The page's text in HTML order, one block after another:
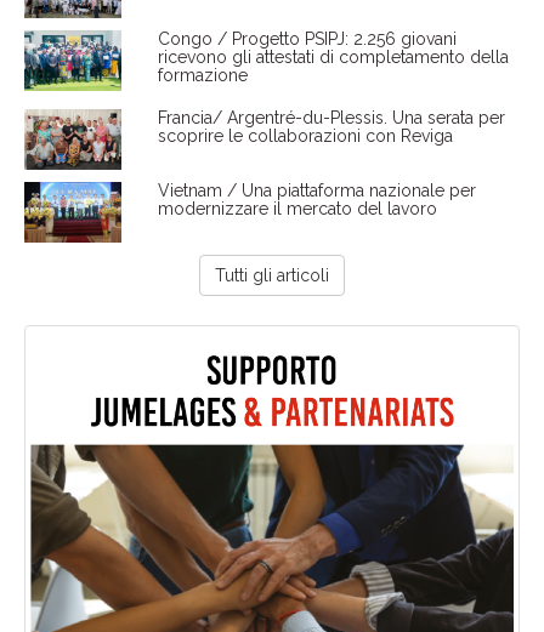
Congo / Progetto PSIPJ: 2.256 giovani
ricevono gli attestati di completamento della
formazione
Francia/ Argentré-du-Plessis. Una serata per
scoprire le collaborazioni con Reviga
Vietnam / Una piattaforma nazionale per
modernizzare il mercato del lavoro
Tutti gli articoli